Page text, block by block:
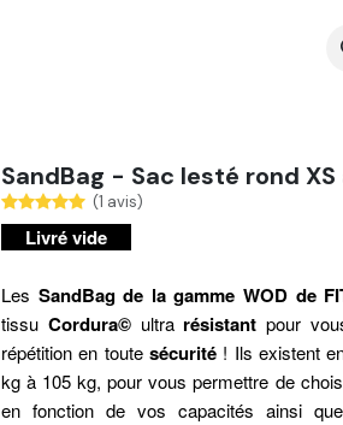
SandBag - Sac lesté rond XS
(1 avis)
Livré vide
Les SandBag de la gamme WOD de
tissu Cordura©ultra résistant pour
répétition en toute sécurité ! Ils existent
kg à 105 kg, pour vous permettre de
en fonction de vos capacités ainsi